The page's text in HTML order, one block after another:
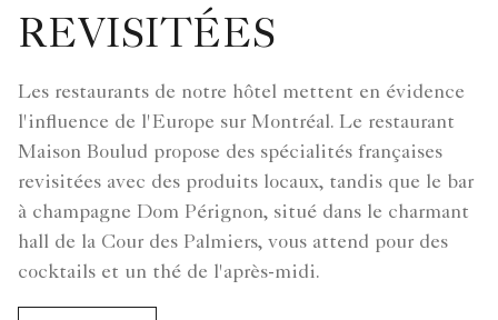
REVISITÉES
Les restaurants de notre hôtel mettent en évidence
l'influence de l'Europe sur Montréal. Le restaurant
Maison Boulud propose des spécialités françaises
revisitées avec des produits locaux, tandis que le bar
à champagne Dom Pérignon, situé dans le charmant
hall de la Cour des Palmiers, vous attend pour des
cocktails et un thé de l'après-midi.